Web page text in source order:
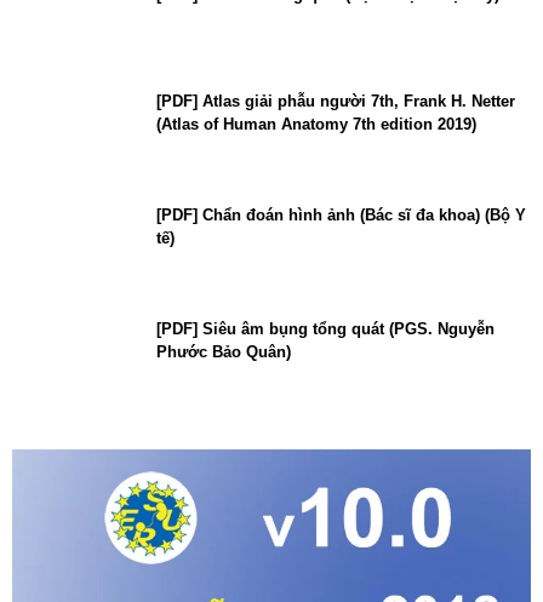
[PDF] Atlas giải phẫu người 7th, Frank H. Netter
(Atlas of Human Anatomy 7th edition 2019)
[PDF] Chẩn đoán hình ảnh (Bác sĩ đa khoa) (Bộ Y
tế)
[PDF] Siêu âm bụng tổng quát (PGS. Nguyễn
Phước Bảo Quân)